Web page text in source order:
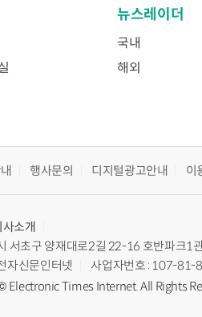
뉴스레이더
국내
해외
행사문의 디지털광고안내 이
사소개
서초구 양재대로2길 22-16 호반파크1
자신문인터넷
사업자번호 : 107-81-
Electronic Times Internet. All Rights